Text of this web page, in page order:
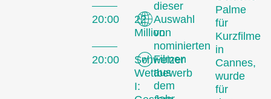
20:00
22
Million
20:00
Schweizer
Wettbewerb
I:
dieser
Auswahl
von
nominierten
Filmen
aus
dem
Palme
für
Kurzfilme
in
Cannes,
wurde
für